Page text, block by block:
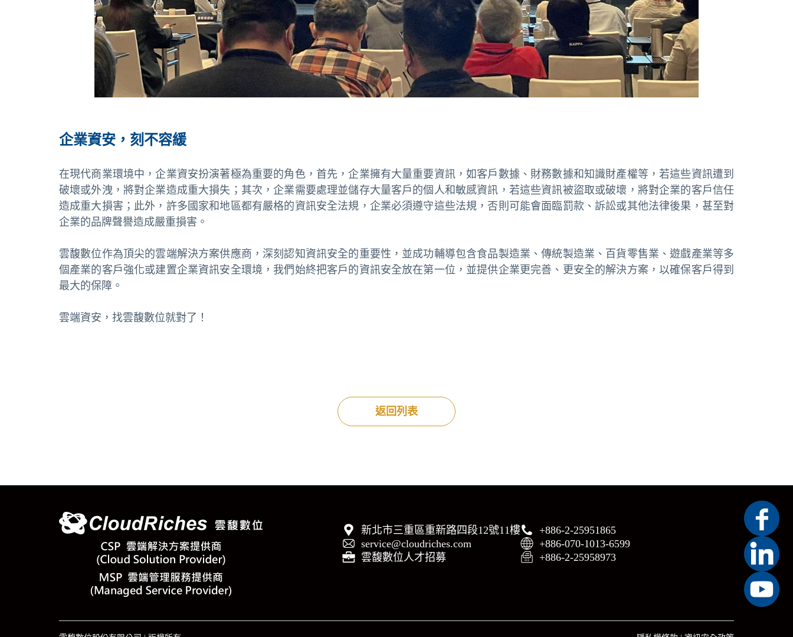
企業資安，刻不容緩
在現代商業環境中，企業資安扮演著極為重要的角色，首先，企業擁有大量重要資訊，如客戶數據、財務數據和知識財產權等，若這些資訊遭到
破壞或外洩，將對企業造成重大損失；其次，企業需要處理並儲存大量客戶的個人和敏感資訊，若這些資訊被盜取或破壞，將對企業的客戶信任
造成重大損害；此外，許多國家和地區都有嚴格的資訊安全法規，企業必須遵守這些法規，否則可能會面臨罰款、訴訟或其他法律後果，甚至對
企業的品牌聲譽造成嚴重損害。
雲馥數位作為頂尖的雲端解決方案供應商，深刻認知資訊安全的重要性，並成功輔導包含食品製造業、傳統製造業、百貨零售業、遊戲產業等多
個產業的客戶強化或建置企業資訊安全環境，我們始終把客戶的資訊安全放在第一位，並提供企業更完善、更安全的解決方案，以確保客戶得到
最大的保障。
雲端資安，找雲馥數位就對了！
返回列表
新北市三重區重新路四段12號11樓
service@cloudriches.com
雲馥數位人才招募
+886-2-25951865
+886-070-1013-6599
+886-2-25958973